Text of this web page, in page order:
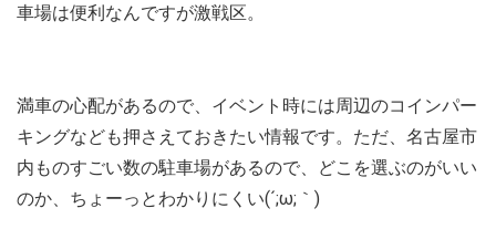
車場は便利なんですが激戦区。
満車の心配があるので、イベント時には周辺のコインパー
キングなども押さえておきたい情報です。ただ、名古屋市
内ものすごい数の駐車場があるので、どこを選ぶのがいい
のか、ちょーっとわかりにくい(´;ω;｀)